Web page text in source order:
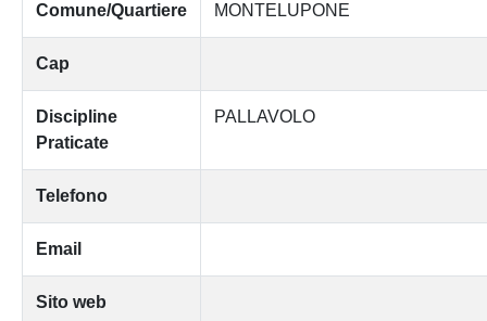
Comune/Quartiere MONTELUPONE
Cap
Discipline
Praticate
PALLAVOLO
Telefono
Email
Sito web